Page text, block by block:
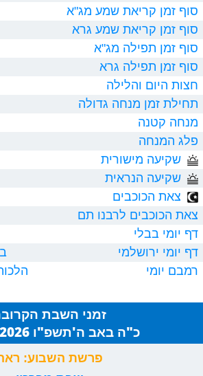
סוף זמן קריאת שמע מג"א
סוף זמן קריאת שמע גרא
סוף זמן תפילה מג"א
סוף זמן תפילה גרא
חצות היום והלילה
תחילת זמן מנחה גדולה
מנחה קטנה
פלג המנחה
שקיעה מישורית
שקיעה הנראית
צאת הכוכבים
צאת הכוכבים לרבנו תם
דף יומי בבלי
דף יומי ירושלמי
רמבם יומי
זמני השבת
כ"ה באב ה'תשפ"ו 08/08/2026
פרשת השבוע: